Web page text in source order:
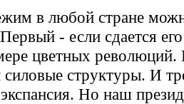
в любой стране
- если сдается
цветных революций.
структуры. И
Но наш